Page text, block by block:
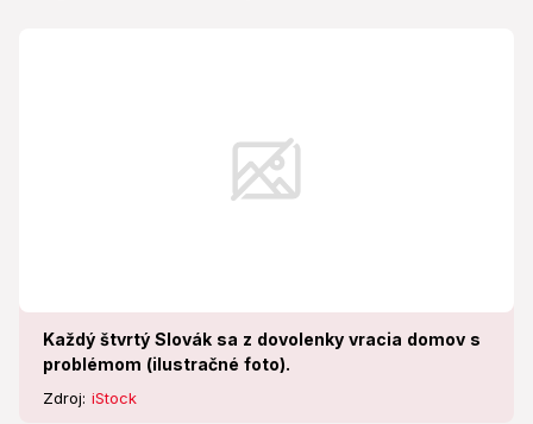
Každý štvrtý Slovák sa z dovolenky vracia domov s
problémom (ilustračné foto).
Zdroj: iStock